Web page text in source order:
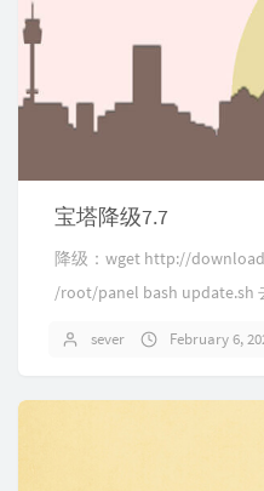
宝塔降级7.7
降级：wget http://
/root/panel bash update.sh
sever February 6,